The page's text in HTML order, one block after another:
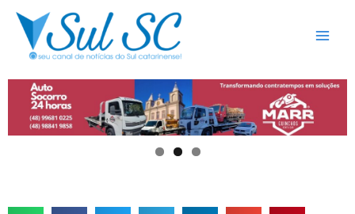
Skip
content